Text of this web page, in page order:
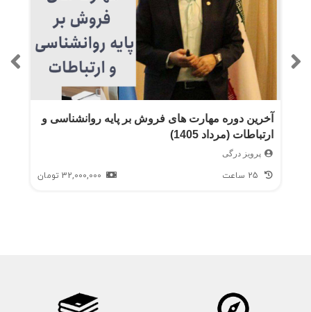
آخرین دوره مهارت های فروش بر پایه روانشناسی و
ارتباطات (مرداد 1405)
پرویز درگی
32,000,000 تومان